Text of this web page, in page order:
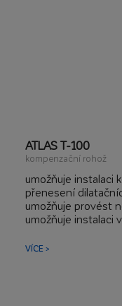
ATLAS T-100
kompenzační rohož
umožňuje instalaci
přenesení
umožňuje provést
umožňuje instalaci
pro lepení
VÍCE >